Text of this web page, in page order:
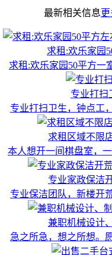
最新相关信息
求租:欢乐家园
求租:欢乐家园50平方一
专业打扫
专业打扫卫生，钟点工
求租区域不限
本人想开一间棋盘室，
专业家政保洁
专业保洁团队，新楼开
兼职机械设计
急之所急，想之所想。